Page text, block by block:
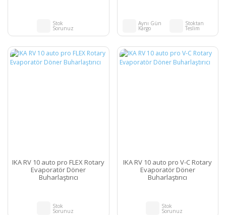
Stok
Sorunuz
Aynı Gün
Kargo
Stoktan
Teslim
IKA RV 10 auto pro FLEX Rotary
Evaporatör Döner
Buharlaştırıcı
Stok
Sorunuz
IKA RV 10 auto pro V-C Rotary
Evaporatör Döner
Buharlaştırıcı
Stok
Sorunuz